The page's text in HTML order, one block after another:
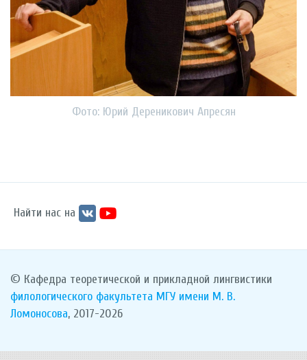
Фото: Юрий Дереникович Апресян
Найти нас на
© Кафедра теоретической и прикладной лингвистики
филологического факультета МГУ имени М. В.
Ломоносова, 2017-2026